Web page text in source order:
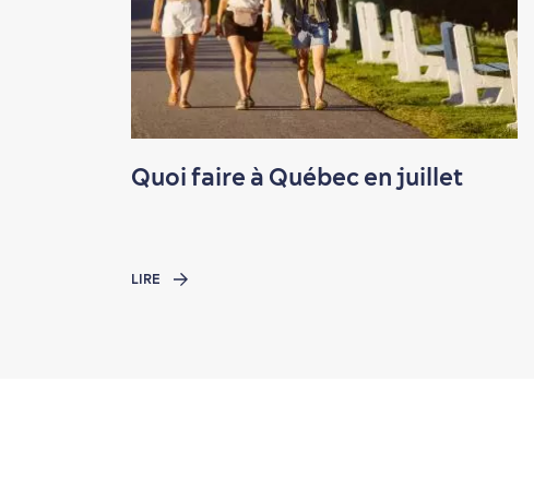
Quoi faire à Québec en juillet
LIRE